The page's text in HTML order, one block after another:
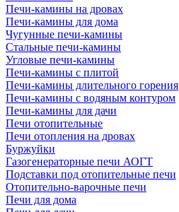
Печи-камины на дровах
Печи-камины для дома
Чугунные печи-камины
Стальные печи-камины
Угловые печи-камины
Печи-камины с плитой
Печи-камины длительного горения
Печи-камины с водяным контуром
Печи-камины для дачи
Печи отопительные
Печи отопления на дровах
Буржуйки
Газогенераторные печи АОГТ
Подставки под отопительные печи
Отопительно-варочные печи
Печи для дома